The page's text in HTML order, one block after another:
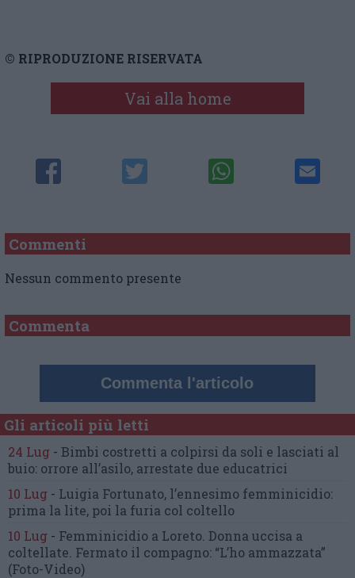
© RIPRODUZIONE RISERVATA
Vai alla home
Commenti
Nessun commento presente
Commenta
Commenta l'articolo
Gli articoli più letti
24 Lug - Bimbi costretti a colpirsi da soli e lasciati al
buio: orrore all’asilo, arrestate due educatrici
10 Lug - Luigia Fortunato, l’ennesimo femminicidio:
prima la lite, poi la furia col coltello
10 Lug - Femminicidio a Loreto. Donna uccisa a
coltellate. Fermato il compagno: “L’ho ammazzata”
(Foto-Video)